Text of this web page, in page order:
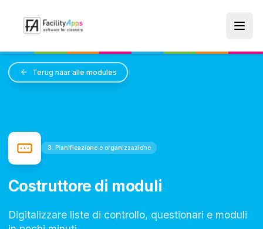
Terug naar alle modules
3. Pianificazione e organizzazione
Costruttore di moduli
Digitalizzare liste di controllo, questionari e moduli